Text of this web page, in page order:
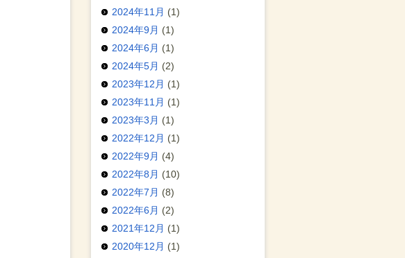
2024年11月 (1)
2024年9月 (1)
2024年6月 (1)
2024年5月 (2)
2023年12月 (1)
2023年11月 (1)
2023年3月 (1)
2022年12月 (1)
2022年9月 (4)
2022年8月 (10)
2022年7月 (8)
2022年6月 (2)
2021年12月 (1)
2020年12月 (1)